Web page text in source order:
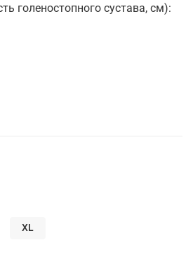
XL
голеностопного сустава, см):